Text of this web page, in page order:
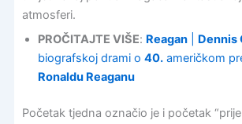
atmosferi.
PROČITAJTE VIŠE: Reagan| Dennis
biografskoj drami o 40.američkom
Ronaldu Reaganu
Početak tjedna označio je i početak